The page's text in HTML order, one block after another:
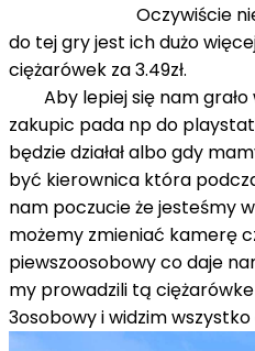
Oczywiście nie są
do tej gry jest ich dużo
ciężarówek
Aby lepiej się nam grało
zakupic pada np do
będzie działał albo gdy
być kierownica która
nam poczucie że jesteśmy
możemy zmieniać kamerę
piewszoosobowy co daje
my prowadzili tą
3osobowy i widzim